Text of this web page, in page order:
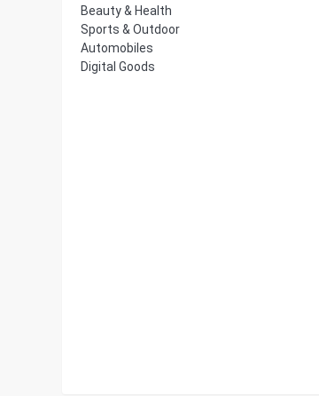
Beauty & Health
Sports & Outdoor
Automobiles
Digital Goods